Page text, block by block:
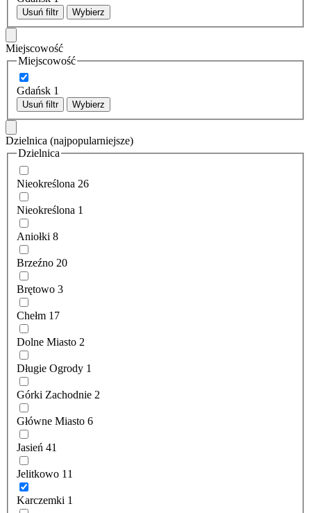
Usuń filtr Wybierz
Miejscowość
Miejscowość
Gdańsk 1
Usuń filtr Wybierz
Dzielnica (najpopularniejsze)
Dzielnica
Nieokreślona 26
Nieokreślona 1
Aniołki 8
Brzeźno 20
Brętowo 3
Chełm 17
Dolne Miasto 2
Długie Ogrody 1
Górki Zachodnie 2
Główne Miasto 6
Jasień 41
Jelitkowo 11
Karczemki 1